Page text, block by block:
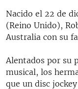
Nacido el 22 de
(Reino Unido),
Australia con su
Alentados por su
musical, los
que un disc